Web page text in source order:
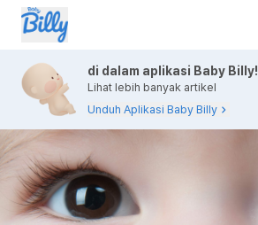
di dalam aplikasi Baby Billy!
Lihat lebih banyak artikel
Unduh Aplikasi Baby Billy